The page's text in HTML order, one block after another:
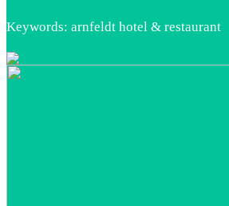
Keywords: arnfeldt hotel & restaurant